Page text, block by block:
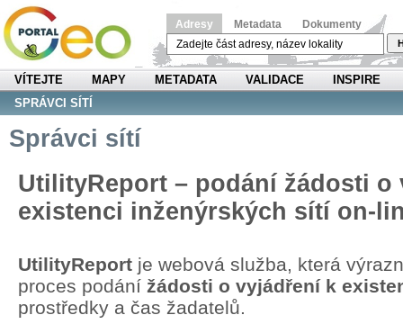
Adresy Metadata Dokumenty
VÍTEJTE MAPY METADATA VALIDACE
INSPIRE
SPRÁVCI SÍTÍ
Správci sítí
UtilityReport – podání žádosti o
existenci inženýrských sítí on-
UtilityReport je webová služba, která
proces podání žádosti o vyjádření k
prostředky a čas žadatelů.